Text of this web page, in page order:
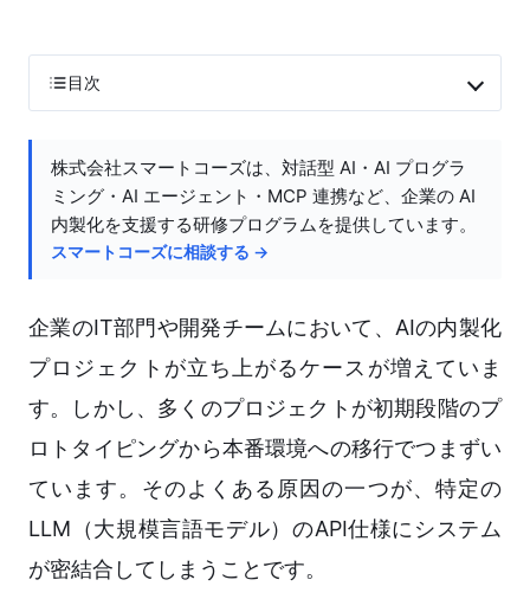
目次
株式会社スマートコーズは、対話型 AI・AI プログラ
ミング・AI エージェント・MCP 連携など、企業の AI
内製化を支援する研修プログラムを提供しています。
スマートコーズに相談する →
企業のIT部門や開発チームにおいて、AIの内製化
プロジェクトが立ち上がるケースが増えていま
す。しかし、多くのプロジェクトが初期段階のプ
ロトタイピングから本番環境への移行でつまずい
ています。そのよくある原因の一つが、特定の
LLM（大規模言語モデル）のAPI仕様にシステム
が密結合してしまうことです。